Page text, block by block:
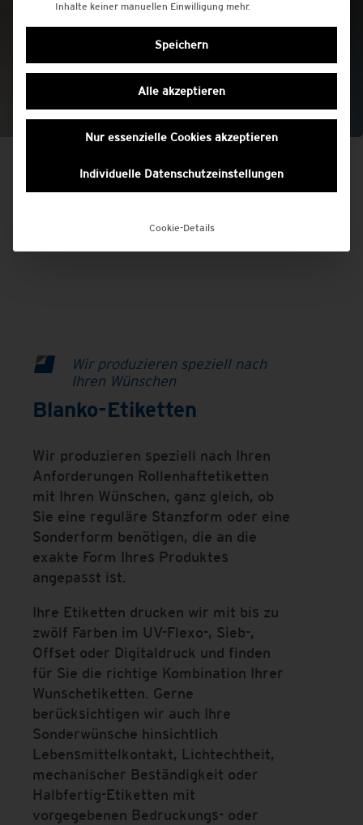
Wir produzieren speziell nach
Ihren Wünschen
Blanko-Etiketten
Wir produzieren speziell nach Ihren
Anforderungen Rollenhaftetiketten
mit Ihren Wünschen, ganz gleich, ob
Sie eine reguläre Stanzform oder eine
Sonderform benötigen, die an die
exakte Form Ihres Produktes
angepasst ist.
Ihre Etiketten drucken wir mit bis zu
zwölf Farben im UV-Flexo-, Sieb-,
Offset oder Digitaldruck und finden
für Sie die richtige Kombination Ihrer
Wunschetiketten. Gerne
berücksichtigen wir auch Ihre
Sonderwünsche hinsichtlich
Lebensmittelkontakt, Lichtechtheit,
mechanischer Beständigkeit oder
Halbfertig-Etiketten mit
vorgegebenen Bedruckungs- oder
Inhalte keiner manuellen Einwilligung mehr.
Speichern
Alle akzeptieren
Nur essenzielle Cookies akzeptieren
Individuelle Datenschutzeinstellungen
Cookie-Details